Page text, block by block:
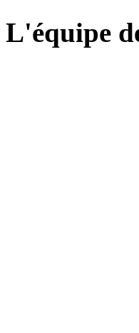
L'équipe